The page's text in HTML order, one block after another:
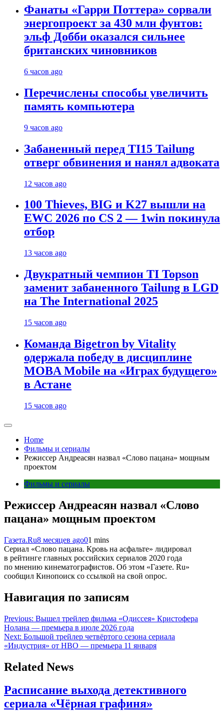
Фанаты «Гарри Поттера» сорвали
энергопроект за 430 млн фунтов:
эльф Добби оказался сильнее
британских чиновников
6 часов ago
Перечислены способы увеличить
память компьютера
9 часов ago
Забаненный перед TI15 Tailung
отверг обвинения и нанял адвоката
12 часов ago
100 Thieves, BIG и K27 вышли на
EWC 2026 по CS 2 — 1win покинула
отбор
13 часов ago
Двукратный чемпион TI Topson
заменит забаненного Tailung в LGD
на The International 2025
15 часов ago
Команда Bigetron by Vitality
одержала победу в дисциплине
MOBA Mobile на «Играх будущего»
в Астане
15 часов ago
Home
Фильмы и сериалы
Режиссер Андреасян назвал «Слово пацана» мощным
проектом
Фильмы и сериалы
Режиссер Андреасян назвал «Слово
пацана» мощным проектом
Газета.Ru8 месяцев ago01 mins
Сериал «Слово пацана. Кровь на асфальте» лидировал
в рейтинге главных российских сериалов 2020 года
по мнению кинематографистов. Об этом «Газете. Ru»
сообщил Кинопоиск со ссылкой на свой опрос.
Навигация по записям
Previous: Вышел трейлер фильма «Одиссея» Кристофера
Нолана — премьера в июле 2026 года
Next: Большой трейлер четвёртого сезона сериала
«Индустрия» от HBO — премьера 11 января
Related News
Расписание выхода детективного
сериала «Чёрная графиня»